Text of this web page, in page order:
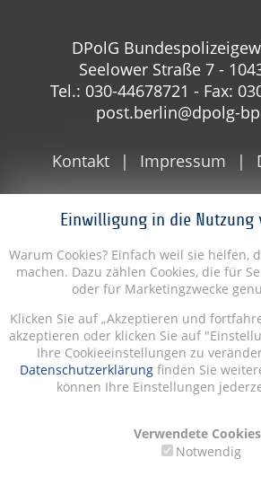
Einwilligung in die Nutzung
Warum Cookies? Einfach weil sie helfen,
machen. Dazu zählen Cookies, die für
oder für Marketingzwecke
Klicken Sie auf „Akzeptieren und
akzeptieren oder klicken Sie auf
Ihre Cookieeinstellungen zu
Datenschutzerklärungfinden Sie
können Ihre Einstellungen
Verwendete
Notwendig
DPolG
Seelower Straße 7 -
Tel.: 030-44678721 - Fax:
post.berlin@dpolg-
Kontakt Impressum